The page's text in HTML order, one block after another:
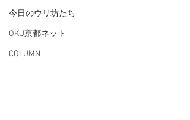
今日のウリ坊たち
OKU京都ネット
COLUMN